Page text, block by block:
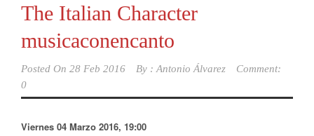
The Italian Character
musicaconencanto
Posted On 28 Feb 2016 By : Antonio Álvarez
Comment:
0
Viernes 04 Marzo 2016, 19:00